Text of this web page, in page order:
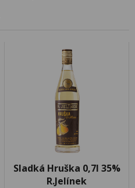
Sladká Hruška 0,7l 35%
R.Jelínek